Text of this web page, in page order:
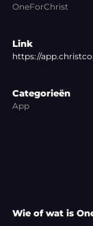
OneForChrist
Link
https://
Categorieën
App
Wie of wat is